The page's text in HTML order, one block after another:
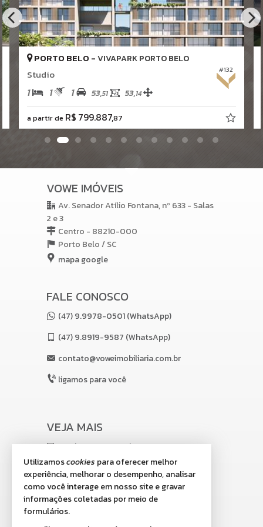
Circuito elétrico exclusivo para fogão de indução;
FLAT SERVICE:
Manobrista com sala VIP de espera
Segurança eletrônica
Controle de acesso com reconhecimento facial
A ÁREA DE LAZER:
5° ANDAR:
Espaço Pet;
Sport Bar;
10° ANDAR
Cine Lounge Outdoor, com aproximandamente 190m'.
17° Andar
Prainha com ofurôs e bangalôs;
02 Espaços gourmet com churrasqueira;
Academia;
Spa integrado com sauna e sala de massagem;
Piscina externa com quebra gelo;
Prainha, ofurôs, bangalôs e espreguiçadeiras;
Bar da piscina (com máquina de gelo):
SERVIÇOS PEY PER USE:
Sacada / Varanda
Lavabo
Internet / WiFi
Piso Vinílico
Infra para Ar Split
Vista Livre
Acabamento em Gesso
#132
PORTO BELO -VIVAPARK PORTO BELO
Studio
1 1 1 53,51 53,14
a partir de R$ 799.887,87
VOWE IMÓVEIS
Av. Senador Atílio Fontana, nº 633 - Salas
2 e 3
Centro - 88210-000
Porto Belo /SC
mapa google
FALE CONOSCO
(47) 9.9978-0501 (WhatsApp)
(47)9.8919-9587 (WhatsApp)
contato@voweimobiliaria.com.br
ligamos para você
VEJA MAIS
receba nosso newsletter
indicadores financeiros
cadastre seu imóvel
imóveis favoritos
Utilizamoscookies para oferecer melhor
experiência, melhorar o desempenho, analisar
como você interage em nosso site e gravar
informações coletadas por meio de
formulários.